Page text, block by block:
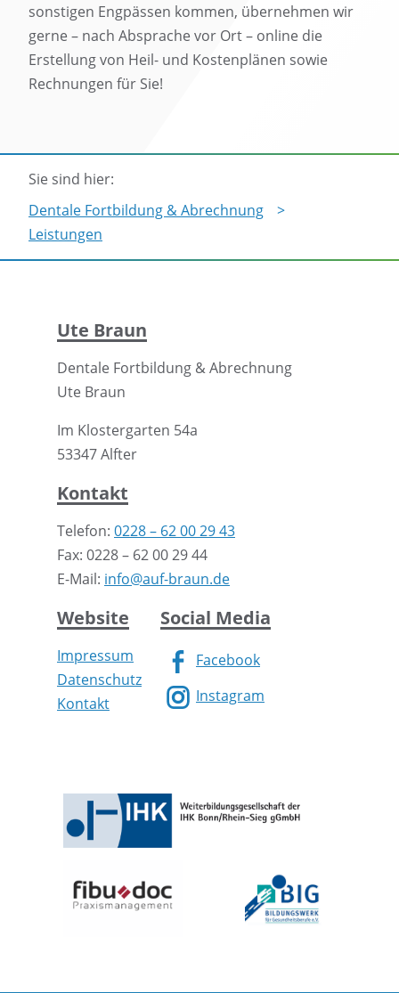
sonstigen Engpässen kommen, übernehmen wir
gerne – nach Absprache vor Ort – online die
Erstellung von Heil- und Kostenplänen sowie
Rechnungen für Sie!
Sie sind hier:
Dentale Fortbildung & Abrechnung
Leistungen
Ute Braun
Dentale Fortbildung & Abrechnung
Ute Braun
Im Klostergarten 54a
53347 Alfter
Kontakt
Telefon: 0228 – 62 00 29 43
Fax: 0228 – 62 00 29 44
E-Mail: info@auf-braun.de
Website
Impressum
Datenschutz
Kontakt
Social Media
Facebook
Instagram